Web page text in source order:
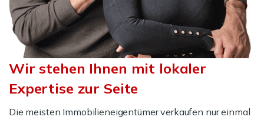
Wir stehen Ihnen mit lokaler
Expertise zur Seite
Die meisten Immobilieneigentümer verkaufen nur einmal